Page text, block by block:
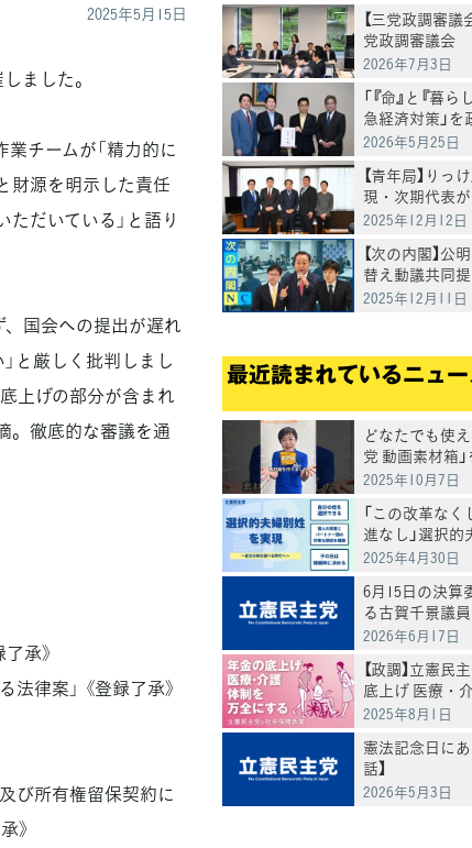
2025年5月15日
ました。
チームが「精力的に
財源を明示した責任
だいている」と語り
国会への提出が遅れ
と厳しく批判しまし
上げの部分が含まれ
。徹底的な審議を通
承》
律案」 《登録了承》
び所有権留保契約に
》
【三党政調審議
党政調審議会
高に危機感「政
永政調会長
2026年7月3日
「『命』と『暮
急経済対策」
れ
2026年5月25日
【青年局】りっ
現・次期代表
挨拶
2025年12月12日
【次の内閣】公
替え動議共同提
の改革勢力結集
2025年12月11日
最近読まれているニュ
どなたでも使
党 動画素材箱
した
2025年10月7日
「この改革な
進なし」選択
を提出
2025年4月30日
6月15日の決算
る古賀千景議
言と処分につい
2026年6月17日
【政調】立憲民
底上げ 医療・
全にする」
2025年8月1日
憲法記念日にあ
話】
2026年5月3日